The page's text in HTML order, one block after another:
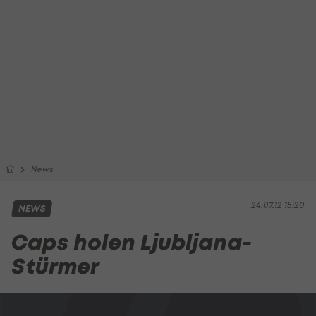
News
24.07.12 15:20
NEWS
Caps holen Ljubljana-
Stürmer